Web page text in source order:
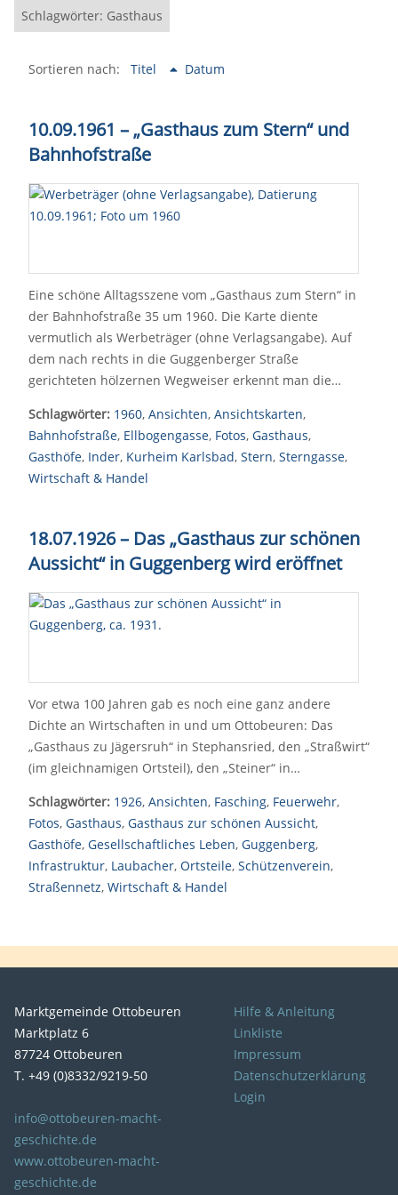
Schlagwörter: Gasthaus
Sortieren nach: Titel Datum
10.09.1961 – „Gasthaus zum Stern“ und
Bahnhofstraße
Eine schöne Alltagsszene vom „Gasthaus zum Stern“ in
der Bahnhofstraße 35 um 1960. Die Karte diente
vermutlich als Werbeträger (ohne Verlagsangabe). Auf
dem nach rechts in die Guggenberger Straße
gerichteten hölzernen Wegweiser erkennt man die…
Schlagwörter: 1960, Ansichten, Ansichtskarten,
Bahnhofstraße, Ellbogengasse, Fotos, Gasthaus,
Gasthöfe, Inder, Kurheim Karlsbad, Stern, Sterngasse,
Wirtschaft & Handel
18.07.1926 – Das „Gasthaus zur schönen
Aussicht“ in Guggenberg wird eröffnet
Vor etwa 100 Jahren gab es noch eine ganz andere
Dichte an Wirtschaften in und um Ottobeuren: Das
„Gasthaus zu Jägersruh“ in Stephansried, den „Straßwirt“
(im gleichnamigen Ortsteil), den „Steiner“ in…
Schlagwörter: 1926, Ansichten, Fasching, Feuerwehr,
Fotos, Gasthaus, Gasthaus zur schönen Aussicht,
Gasthöfe, Gesellschaftliches Leben, Guggenberg,
Infrastruktur, Laubacher, Ortsteile, Schützenverein,
Straßennetz, Wirtschaft & Handel
Marktgemeinde Ottobeuren
Marktplatz 6
87724 Ottobeuren
T. +49 (0)8332/9219-50
info@ottobeuren-macht-
geschichte.de
www.ottobeuren-macht-
geschichte.de
Hilfe & Anleitung
Linkliste
Impressum
Datenschutzerklärung
Login